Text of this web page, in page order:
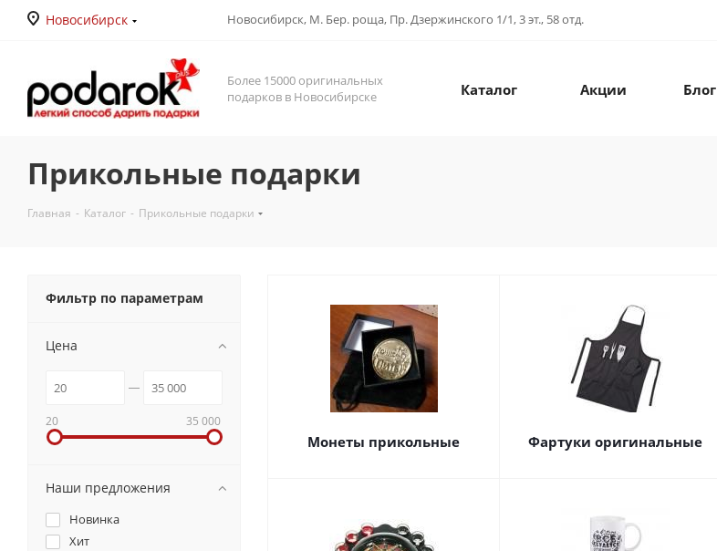
Новосибирск Новосибирск, М. Бер. роща, Пр. Дзержинского 1/1, 3 эт., 58 отд.
Более 15000 оригинальных
подарков в Новосибирске
Каталог Акции Блог
Прикольные подарки
Главная - Каталог - Прикольные подарки
Монеты прикольные Фартуки оригинальные
Фильтр по параметрам
Цена
20 35 000
Наши предложения
Новинка
Хит